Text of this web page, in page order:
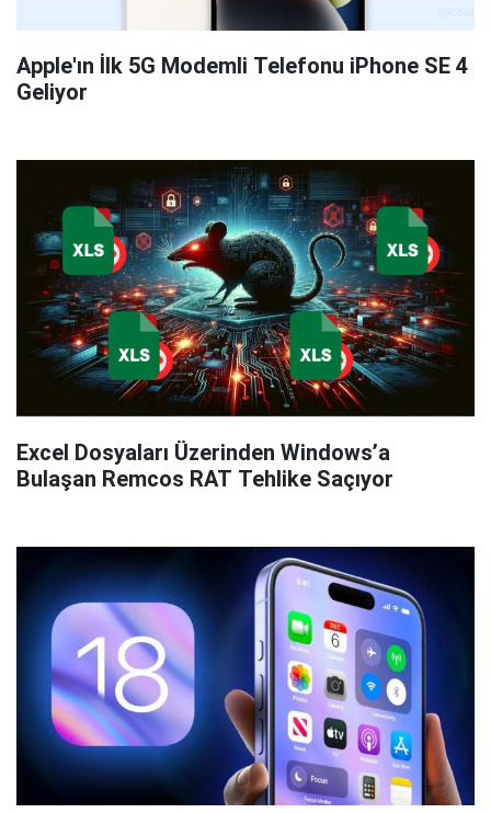
Apple'ın İlk 5G Modemli Telefonu iPhone SE 4
Geliyor
Excel Dosyaları Üzerinden Windows’a
Bulaşan Remcos RAT Tehlike Saçıyor